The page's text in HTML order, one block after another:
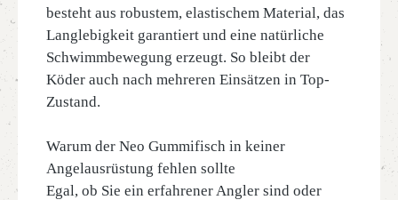
besteht aus robustem, elastischem Material, das
Langlebigkeit garantiert und eine natürliche
Schwimmbewegung erzeugt. So bleibt der
Köder auch nach mehreren Einsätzen in Top-
Zustand.
Warum der Neo Gummifisch in keiner
Angelausrüstung fehlen sollte
Egal, ob Sie ein erfahrener Angler sind oder